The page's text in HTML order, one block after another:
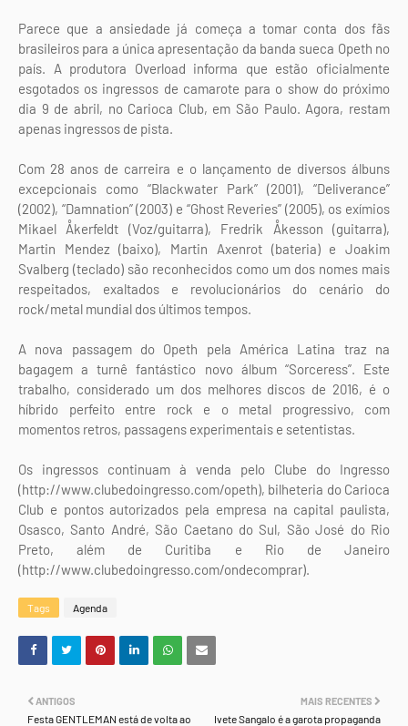
Parece que a ansiedade já começa a tomar conta dos fãs
brasileiros para a única apresentação da banda sueca Opeth no
país. A produtora Overload informa que estão oficialmente
esgotados os ingressos de camarote para o show do próximo
dia 9 de abril, no Carioca Club, em São Paulo. Agora, restam
apenas ingressos de pista.
Com 28 anos de carreira e o lançamento de diversos álbuns
excepcionais como “Blackwater Park” (2001), “Deliverance”
(2002), “Damnation” (2003) e “Ghost Reveries” (2005), os exímios
Mikael Åkerfeldt (Voz/guitarra), Fredrik Åkesson (guitarra),
Martin Mendez (baixo), Martin Axenrot (bateria) e Joakim
Svalberg (teclado) são reconhecidos como um dos nomes mais
respeitados, exaltados e revolucionários do cenário do
rock/metal mundial dos últimos tempos.
A nova passagem do Opeth pela América Latina traz na
bagagem a turnê fantástico novo álbum “Sorceress”. Este
trabalho, considerado um dos melhores discos de 2016, é o
híbrido perfeito entre rock e o metal progressivo, com
momentos retros, passagens experimentais e setentistas.
Os ingressos continuam à venda pelo Clube do Ingresso
(http://www.clubedoingresso.com/opeth), bilheteria do Carioca
Club e pontos autorizados pela empresa na capital paulista,
Osasco, Santo André, São Caetano do Sul, São José do Rio
Preto, além de Curitiba e Rio de Janeiro
(http://www.clubedoingresso.com/ondecomprar).
Tags Agenda
MAIS RECENTES
Ivete Sangalo é a garota propaganda
ANTIGOS
Festa GENTLEMAN está de volta ao